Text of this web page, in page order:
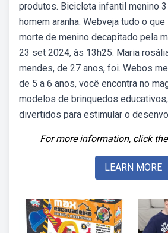
produtos. Bicicleta infantil menino
homem aranha. Webveja tudo o
morte de menino decapitado pela
23 set 2024, às 13h25. Maria
mendes, de 27 anos, foi. Webos
de 5 a 6 anos, você encontra no
modelos de brinquedos
divertidos para estimular o
For more information, click
LEARN MORE